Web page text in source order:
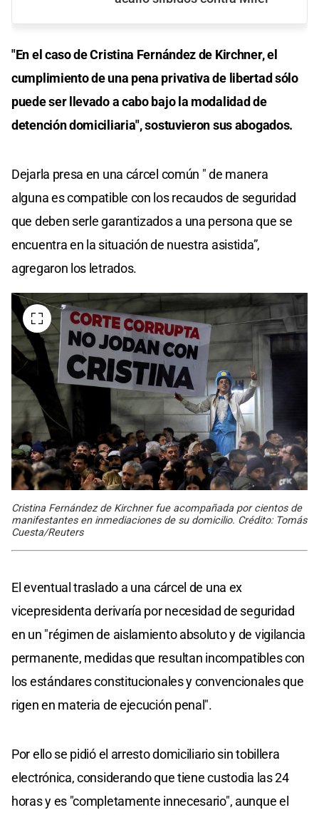
"En el caso de Cristina Fernández de Kirchner, el
cumplimiento de una pena privativa de libertad sólo
puede ser llevado a cabo bajo la modalidad de
detención domiciliaria", sostuvieron sus abogados.
Dejarla presa en una cárcel común " de manera
alguna es compatible con los recaudos de seguridad
que deben serle garantizados a una persona que se
encuentra en la situación de nuestra asistida”,
agregaron los letrados.
Cristina Fernández de Kirchner fue acompañada por cientos de
manifestantes en inmediaciones de su domicilio. Crédito: Tomás
Cuesta/Reuters
El eventual traslado a una cárcel de una ex
vicepresidenta derivaría por necesidad de seguridad
en un "régimen de aislamiento absoluto y de vigilancia
permanente, medidas que resultan incompatibles con
los estándares constitucionales y convencionales que
rigen en materia de ejecución penal".
Por ello se pidió el arresto domiciliario sin tobillera
electrónica, considerando que tiene custodia las 24
horas y es "completamente innecesario", aunque el